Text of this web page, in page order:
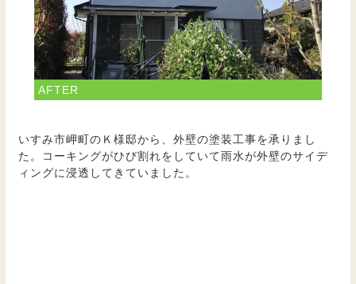
AFTER
いすみ市岬町のＫ様邸から、外壁の塗装工事を承りまし
た。コーキングがひび割れをしていて雨水が外壁のサイデ
ィングに浸透してきていました。